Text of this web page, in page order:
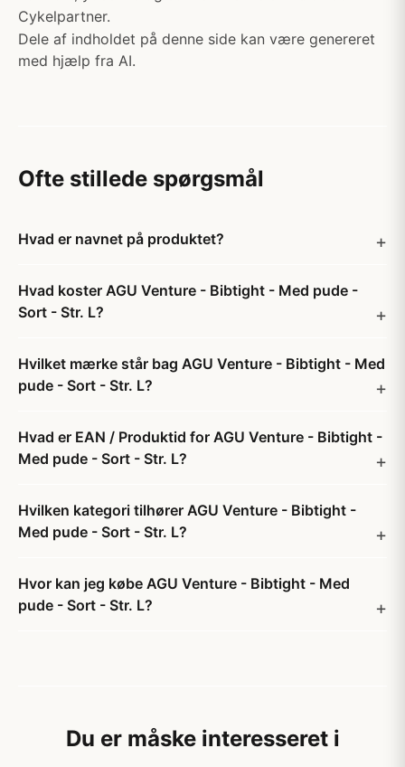
Cykelpartner.
Dele af indholdet på denne side kan være genereret
med hjælp fra AI.
Ofte stillede spørgsmål
Hvad er navnet på produktet?
Hvad koster AGU Venture - Bibtight - Med pude -
Sort - Str. L?
Hvilket mærke står bag AGU Venture - Bibtight - Med
pude - Sort - Str. L?
Hvad er EAN / Produktid for AGU Venture - Bibtight -
Med pude - Sort - Str. L?
Hvilken kategori tilhører AGU Venture - Bibtight -
Med pude - Sort - Str. L?
Hvor kan jeg købe AGU Venture - Bibtight - Med
pude - Sort - Str. L?
Du er måske interesseret i